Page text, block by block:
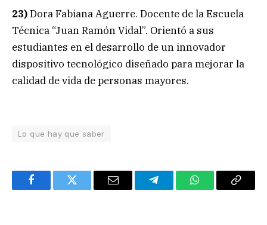
23)Dora Fabiana Aguerre. Docente de la Escuela
Técnica “Juan Ramón Vidal”. Orientó a sus
estudiantes en el desarrollo de un innovador
dispositivo tecnológico diseñado para mejorar la
calidad de vida de personas mayores.
Lo que hay que saber
FacebookTwitter Email TelegramWhatsAppCopy